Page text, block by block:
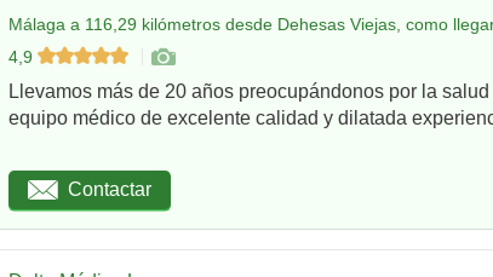
Málaga a 116,29 kilómetros desde Dehesas Viejas, como
4,9
Llevamos más de 20 años preocupándonos por la
equipo médico de excelente calidad y dilatada
Contactar